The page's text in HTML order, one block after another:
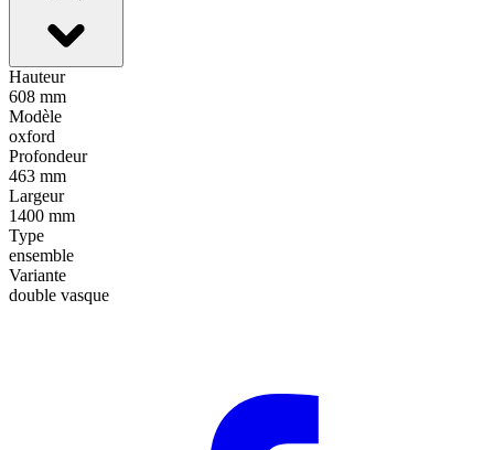
Hauteur
608 mm
Modèle
oxford
Profondeur
463 mm
Largeur
1400 mm
Type
ensemble
Variante
double vasque